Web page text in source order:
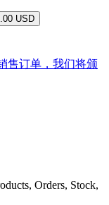
USD
售订单，我们将颁
Orders, Stock,